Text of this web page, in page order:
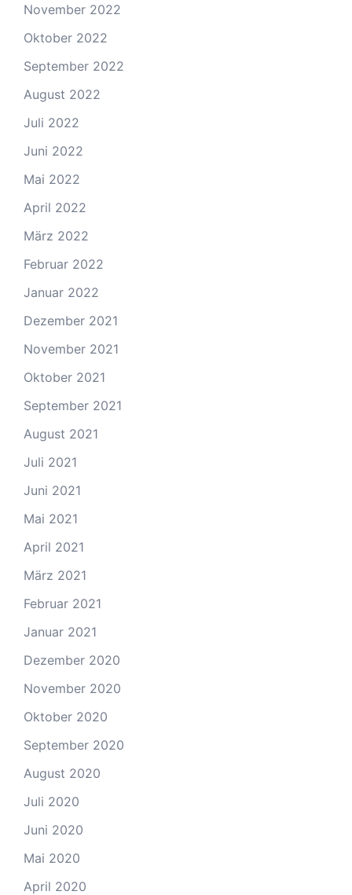
November 2022
Oktober 2022
September 2022
August 2022
Juli 2022
Juni 2022
Mai 2022
April 2022
März 2022
Februar 2022
Januar 2022
Dezember 2021
November 2021
Oktober 2021
September 2021
August 2021
Juli 2021
Juni 2021
Mai 2021
April 2021
März 2021
Februar 2021
Januar 2021
Dezember 2020
November 2020
Oktober 2020
September 2020
August 2020
Juli 2020
Juni 2020
Mai 2020
April 2020